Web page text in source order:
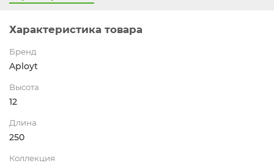
Характеристика товара
Бренд
Aployt
Высота
12
Длина
250
Коллекция